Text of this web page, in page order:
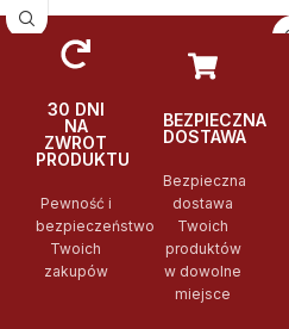
30 DNI
NA
ZWROT
PRODUKTU
Pewność i
bezpieczeństwo
Twoich
zakupów
BEZPIECZNA
DOSTAWA
Bezpieczna
dostawa
Twoich
produktów
w dowolne
miejsce